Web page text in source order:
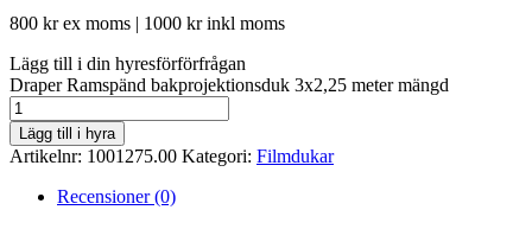
800 krex moms | 1000 krinkl moms
Lägg till i din hyresförförfrågan
Draper Ramspänd bakprojektionsduk 3x2,25 meter mängd
Lägg till i hyra
Artikelnr: 1001275.00 Kategori: Filmdukar
Recensioner (0)